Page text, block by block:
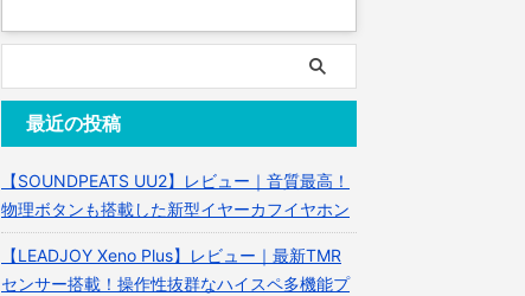
最近の投稿
【SOUNDPEATS UU2】レビュー｜音質最高！
物理ボタンも搭載した新型イヤーカフイヤホン
【LEADJOY Xeno Plus】レビュー｜最新TMR
センサー搭載！操作性抜群なハイスペ多機能プ